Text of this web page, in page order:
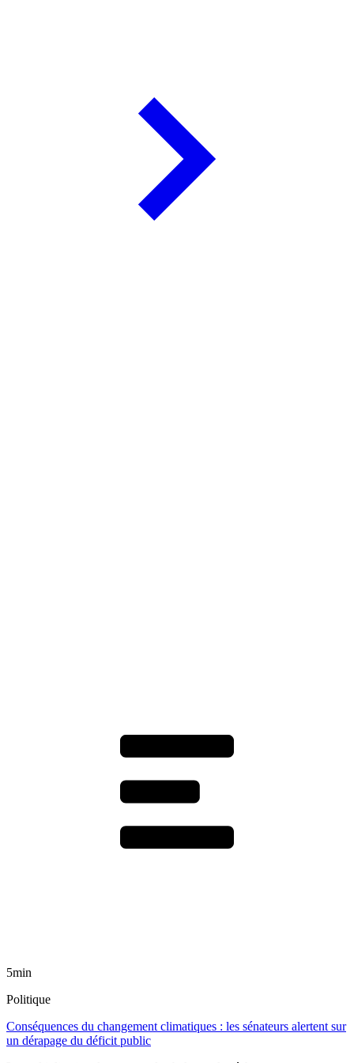
5min
Politique
Conséquences du changement climatiques : les sénateurs alertent sur
un dérapage du déficit public